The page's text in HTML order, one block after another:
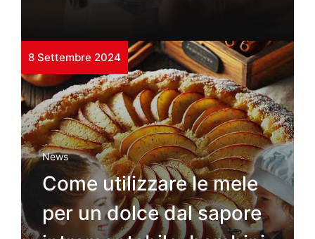
8 Settembre 2024
News
Come utilizzare le mele
per un dolce dal sapore